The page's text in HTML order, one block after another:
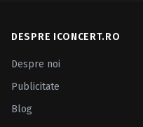
DESPRE ICONCERT.RO
Despre noi
Publicitate
Blog